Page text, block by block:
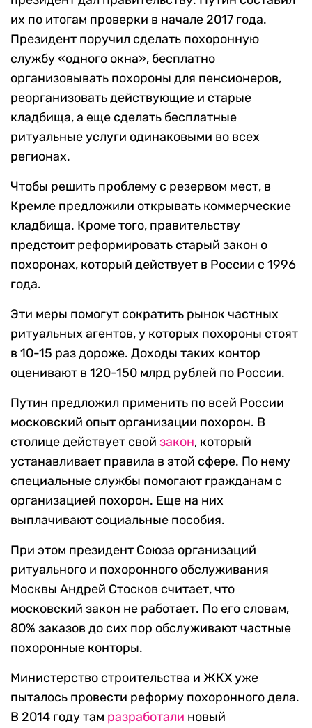
их по итогам проверки в начале 2017 года.
Президент поручил сделать похоронную
службу «одного окна», бесплатно
организовывать похороны для пенсионеров,
реорганизовать действующие и старые
кладбища, а еще сделать бесплатные
ритуальные услуги одинаковыми во всех
регионах.
Чтобы решить проблему с резервом мест, в
Кремле предложили открывать коммерческие
кладбища. Кроме того, правительству
предстоит реформировать старый закон о
похоронах, который действует в России с 1996
года.
Эти меры помогут сократить рынок частных
ритуальных агентов, у которых похороны стоят
в 10-15 раз дороже. Доходы таких контор
оценивают в 120-150 млрд рублей по России.
Путин предложил применить по всей России
московский опыт организации похорон. В
столице действует свой закон, который
устанавливает правила в этой сфере. По нему
специальные службы помогают гражданам с
организацией похорон. Еще на них
выплачивают социальные пособия.
При этом президент Союза организаций
ритуального и похоронного обслуживания
Москвы Андрей Стосков считает, что
московский закон не работает. По его словам,
80% заказов до сих пор обслуживают частные
похоронные конторы.
Министерство строительства и ЖКХ уже
пыталось провести реформу похоронного дела.
В 2014 году там разработали новый